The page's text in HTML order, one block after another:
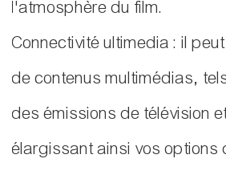
l'atmosphère du film.
Connectivité ultimedia : il
de contenus multimédias,
des émissions de télévision
élargissant ainsi vos options